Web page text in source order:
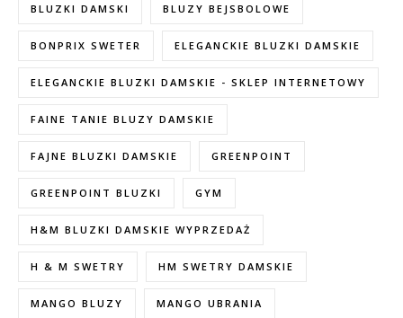
BLUZKI DAMSKI BLUZY BEJSBOLOWE
BONPRIX SWETER ELEGANCKIE BLUZKI DAMSKIE
ELEGANCKIE BLUZKI DAMSKIE - SKLEP INTERNETOWY
FAINE TANIE BLUZY DAMSKIE
FAJNE BLUZKI DAMSKIE GREENPOINT
GREENPOINT BLUZKI GYM
H&M BLUZKI DAMSKIE WYPRZEDAŻ
H & M SWETRY HM SWETRY DAMSKIE
MANGO BLUZY MANGO UBRANIA